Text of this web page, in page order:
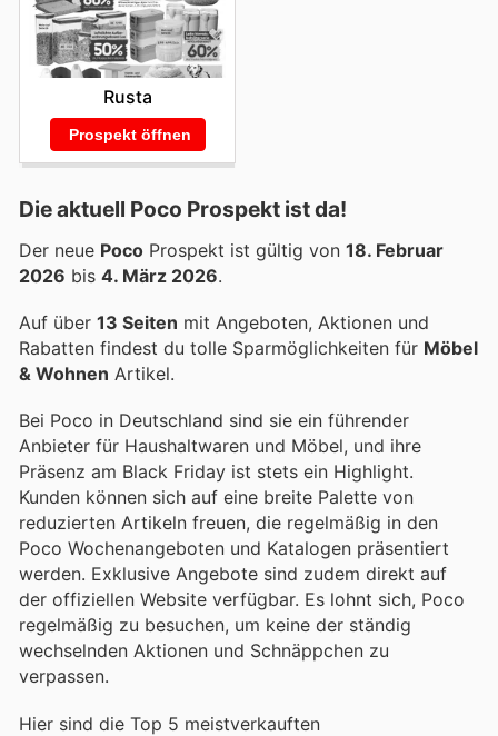
Rusta
Prospekt öffnen
Die aktuell Poco Prospekt ist da!
Der neue Poco Prospekt ist gültig von 18. Februar
2026 bis 4. März 2026.
Auf über 13 Seiten mit Angeboten, Aktionen und
Rabatten findest du tolle Sparmöglichkeiten für Möbel
& Wohnen Artikel.
Bei Poco in Deutschland sind sie ein führender
Anbieter für Haushaltwaren und Möbel, und ihre
Präsenz am Black Friday ist stets ein Highlight.
Kunden können sich auf eine breite Palette von
reduzierten Artikeln freuen, die regelmäßig in den
Poco Wochenangeboten und Katalogen präsentiert
werden. Exklusive Angebote sind zudem direkt auf
der offiziellen Website verfügbar. Es lohnt sich, Poco
regelmäßig zu besuchen, um keine der ständig
wechselnden Aktionen und Schnäppchen zu
verpassen.
Hier sind die Top 5 meistverkauften